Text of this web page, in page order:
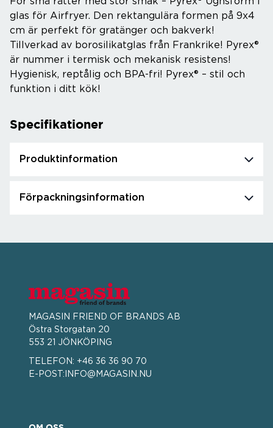
glas för Airfryer. Den rektangulära formen på 9x4
cm är perfekt för gratänger och bakverk!
Tillverkad av borosilikatglas från Frankrike! Pyrex®
är nummer i termisk och mekanisk resistens!
Hygienisk, reptålig och BPA-fri! Pyrex® – stil och
funktion i ditt kök!
Specifikationer
Produktinformation
Förpackningsinformation
MAGASIN FRIEND OF BRANDS AB
Östra Storgatan 20
553 21 JÖNKÖPING
TELEFON: +46 36 36 90 70
E-POST: INFO@MAGASIN.NU